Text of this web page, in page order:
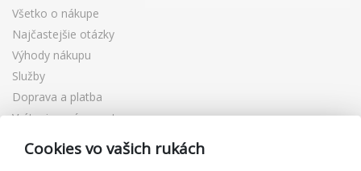
Všetko o nákupe
Najčastejšie otázky
Výhody nákupu
Služby
Doprava a platba
Vrátenie a výmena tovaru
Reklamácia
Darčekové poukážky
Cookies vo vašich rukách